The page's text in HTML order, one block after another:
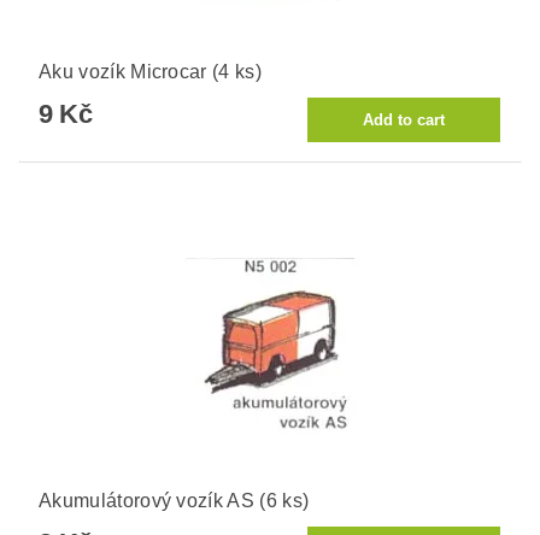
Aku vozík Microcar (4 ks)
9 Kč
Akumulátorový vozík AS (6 ks)